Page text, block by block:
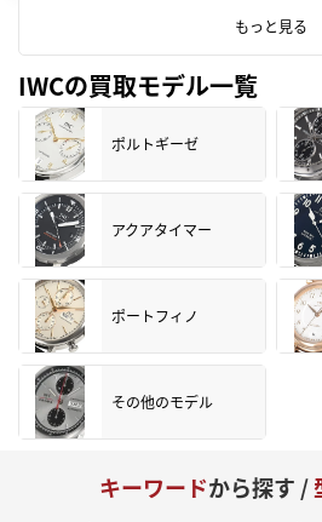
もっと見る
IWCの買取モデル一覧
ポルトギーゼ
アクアタイマー
ポートフィノ
その他のモデル
キーワードから探す /